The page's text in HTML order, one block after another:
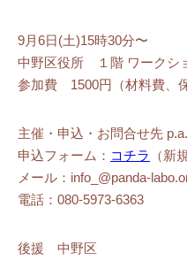
9月6日(土)15時30分〜
中野区役所 １階 ワークシ
参加費 1500円（材料費、保
主催・申込・お問合せ先
申込フォーム： コチラ
（新
メール：info_@panda-
電話：080-5973-6363
後援 中野区